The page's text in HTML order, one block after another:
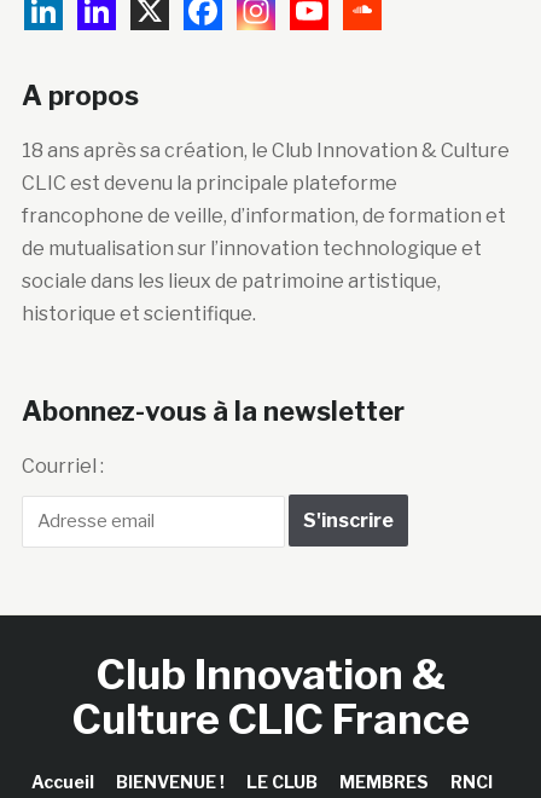
A propos
18 ans après sa création, le Club Innovation & Culture
CLIC est devenu la principale plateforme
francophone de veille, d’information, de formation et
de mutualisation sur l’innovation technologique et
sociale dans les lieux de patrimoine artistique,
historique et scientifique.
Abonnez-vous à la newsletter
Courriel :
Club Innovation &
Culture CLIC France
Accueil BIENVENUE ! LE CLUB MEMBRES RNCI